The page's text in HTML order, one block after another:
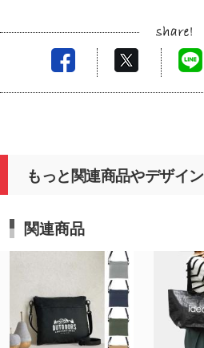
もっと関連商品やデザイ
関連商品